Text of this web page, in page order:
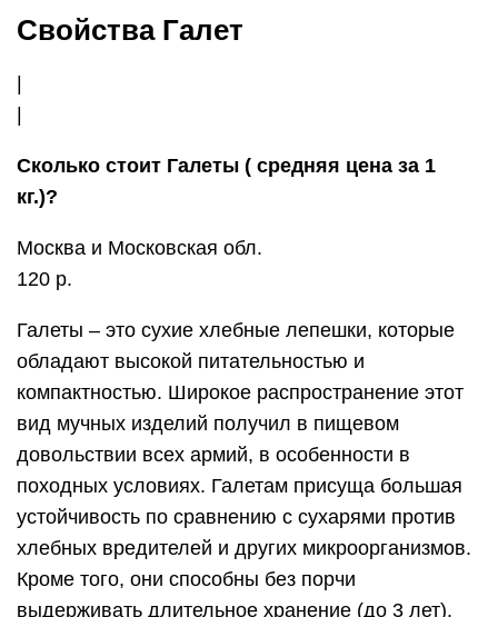
Свойства Галет
Сколько стоит Галеты ( средняя цена за 1
кг.)?
Москва и Московская обл.
120 р.
Галеты – это сухие хлебные лепешки, которые
обладают высокой питательностью и
компактностью. Широкое распространение этот
вид мучных изделий получил в пищевом
довольствии всех армий, в особенности в
походных условиях. Галетам присуща большая
устойчивость по сравнению с сухарями против
хлебных вредителей и других микроорганизмов.
Кроме того, они способны без порчи
выдерживать длительное хранение (до 3 лет).